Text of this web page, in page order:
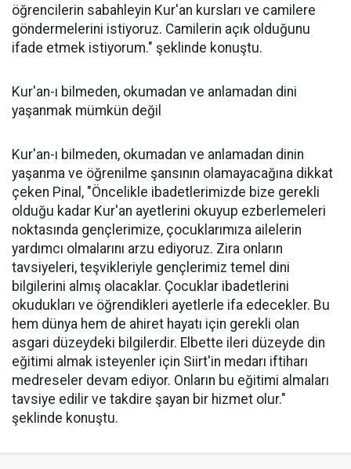
öğrencilerin sabahleyin Kur'an kursları ve camilere
göndermelerini istiyoruz. Camilerin açık olduğunu
ifade etmek istiyorum." şeklinde konuştu.
Kur'an-ı bilmeden, okumadan ve anlamadan dini
yaşanmak mümkün değil
Kur'an-ı bilmeden, okumadan ve anlamadan dinin
yaşanma ve öğrenilme şansının olamayacağına dikkat
çeken Pinal, "Öncelikle ibadetlerimizde bize gerekli
olduğu kadar Kur'an ayetlerini okuyup ezberlemeleri
noktasında gençlerimize, çocuklarımıza ailelerin
yardımcı olmalarını arzu ediyoruz. Zira onların
tavsiyeleri, teşvikleriyle gençlerimiz temel dini
bilgilerini almış olacaklar. Çocuklar ibadetlerini
okudukları ve öğrendikleri ayetlerle ifa edecekler. Bu
hem dünya hem de ahiret hayatı için gerekli olan
asgari düzeydeki bilgilerdir. Elbette ileri düzeyde din
eğitimi almak isteyenler için Siirt'in medarı iftiharı
medreseler devam ediyor. Onların bu eğitimi almaları
tavsiye edilir ve takdire şayan bir hizmet olur."
şeklinde konuştu.